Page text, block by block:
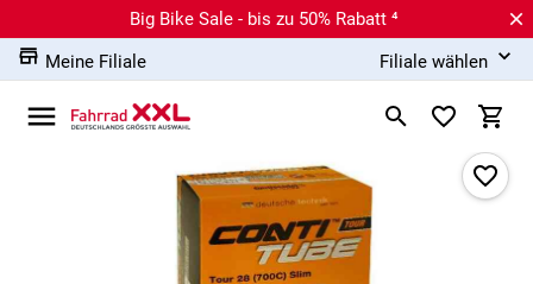
Big Bike Sale - bis zu 50% Rabatt ⁴
Meine Filiale
Filiale wählen